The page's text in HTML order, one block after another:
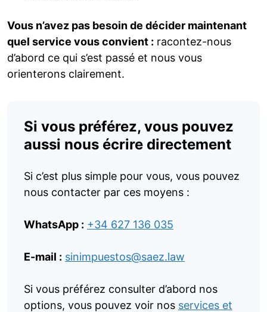
Vous n’avez pas besoin de décider maintenant
quel service vous convient : racontez-nous
d’abord ce qui s’est passé et nous vous
orienterons clairement.
Si vous préférez, vous pouvez
aussi nous écrire directement
Si c’est plus simple pour vous, vous pouvez
nous contacter par ces moyens :
WhatsApp : +34 627 136 035
E-mail : sinimpuestos@saez.law
Si vous préférez consulter d’abord nos
options, vous pouvez voir nos services et